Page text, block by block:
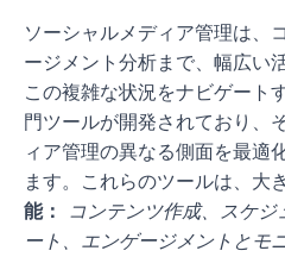
ソーシャルメディア管理は、
ージメント分析まで、幅広い
この複雑な状況をナビゲート
門ツールが開発されており、
ィア管理の異なる側面を最適
ます。これらのツールは、大
能：
コンテンツ作成、スケ
ート、エンゲージメントとモ